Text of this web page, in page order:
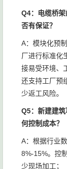
Q4：电缆桥
否有保证？
A：模块化预
厂进行标准化
接易受环境、
还支持工厂预
少返工风险。
Q5：新建建
何控制成本？
A：根据行业
8%-15%。控
少现场加工；